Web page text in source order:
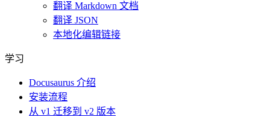
翻译 Markdown 文档
翻译 JSON
本地化编辑链接
学习
Docusaurus 介绍
安装流程
从 v1 迁移到 v2 版本